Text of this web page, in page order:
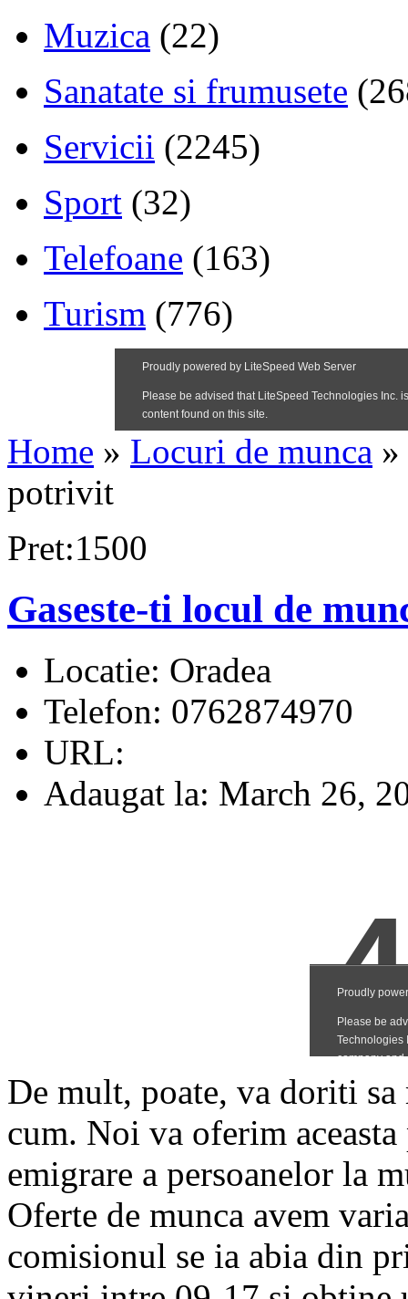
Muzica (22)
Sanatate si frumusete
Servicii (2245)
Sport (32)
Telefoane (163)
Turism (776)
Home » Locuri de munca »
potrivit
Pret:1500
Gaseste-ti locul de
Locatie: Oradea
Telefon: 0762874970
URL:
Adaugat la: March 26,
De mult, poate, va doriti
cum. Noi va oferim
emigrare a persoanelor la
Oferte de munca avem
comisionul se ia abia din